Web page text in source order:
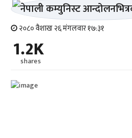
२०८० वैशाख २६ मंगलवार १७:३१
1.2K
shares